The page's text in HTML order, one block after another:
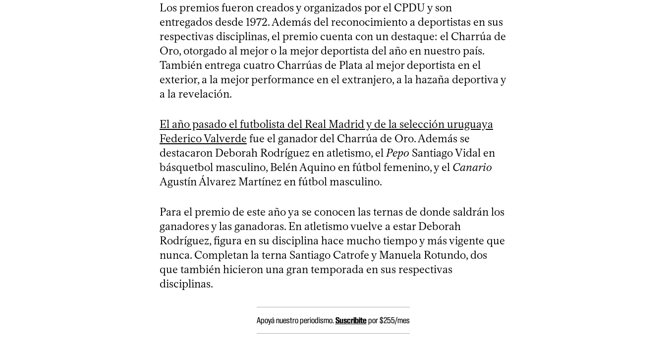
Los premios fueron creados y organizados por el CPDU y son
entregados desde 1972. Además del reconocimiento a deportistas en sus
respectivas disciplinas, el premio cuenta con un destaque: el Charrúa de
Oro, otorgado al mejor o la mejor deportista del año en nuestro país.
También entrega cuatro Charrúas de Plata al mejor deportista en el
exterior, a la mejor performance en el extranjero, a la hazaña deportiva y
a la revelación.
El año pasado el futbolista del Real Madrid y de la selección uruguaya
Federico Valverde fue el ganador del Charrúa de Oro. Además se
destacaron Deborah Rodríguez en atletismo, elPepo Santiago Vidal en
básquetbol masculino, Belén Aquino en fútbol femenino, y el Canario
Agustín Álvarez Martínez en fútbol masculino.
Para el premio de este año ya se conocen las ternas de donde saldrán los
ganadores y las ganadoras. En atletismo vuelve a estar Deborah
Rodríguez, figura en su disciplina hace mucho tiempo y más vigente que
nunca. Completan la terna Santiago Catrofe y Manuela Rotundo, dos
que también hicieron una gran temporada en sus respectivas
disciplinas.
Apoyá nuestro periodismo.Suscribitepor $255/mes